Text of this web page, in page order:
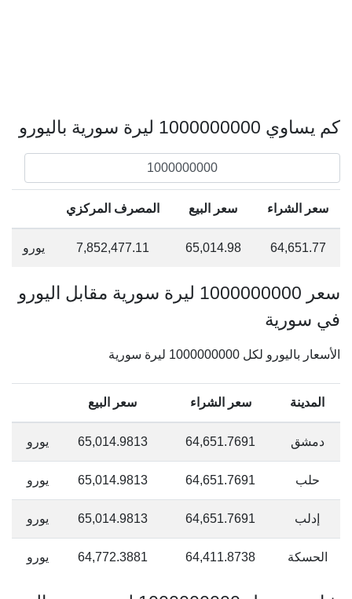
كم يساوي 1000000000 ليرة سورية باليورو
سعر الشراء سعر البيع المصرف المركزي
64,651.77
65,014.98
7,852,477.11 يورو
سعر 1000000000 ليرة سورية مقابل اليورو
في سورية
الأسعار باليورو لكل 1000000000 ليرة سورية
المدينة سعر الشراء سعر البيع
دمشق 64,651.7691
65,014.9813 يورو
حلب 64,651.7691
65,014.9813 يورو
إدلب 64,651.7691
65,014.9813 يورو
الحسكة 64,411.8738
64,772.3881 يورو